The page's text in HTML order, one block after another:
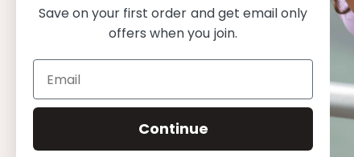
FAQ
Save on your first order and get email only
offers when you join.
Continue